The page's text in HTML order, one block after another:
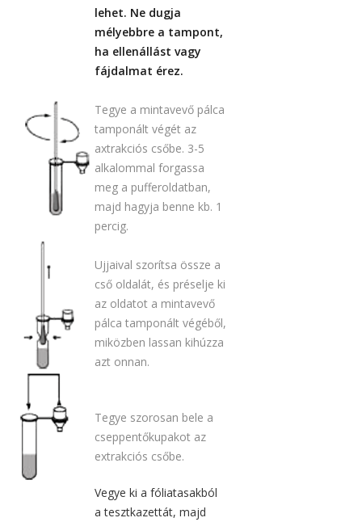
lehet. Ne dugja
mélyebbre a tampont,
ha ellenállást vagy
fájdalmat érez.
Tegye a mintavevő pálca
tamponált végét az
axtrakciós csőbe. 3-5
alkalommal forgassa
meg a pufferoldatban,
majd hagyja benne kb. 1
percig.
Ujjaival szorítsa össze a
cső oldalát, és préselje ki
az oldatot a mintavevő
pálca tamponált végéből,
miközben lassan kihúzza
azt onnan.
Tegye szorosan bele a
cseppentőkupakot az
extrakciós csőbe.
Vegye ki a fóliatasakból
a tesztkazettát, majd